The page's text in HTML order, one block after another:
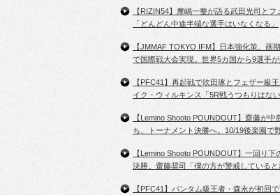
【RIZIN54】摩嶋一整が語る武田光司とフ
「どんどん中途半端な選手はいなくなる」
【JMMAF TOKYO IFM】日本強化策。画
で国際戦大会実現。世界5カ国から9選手が
【PFC41】再起戦で吹田琢とフェザー級
イク・ウィルキンス「5R戦うつもりはない
【Lemino Shooto POUNDOUT】齋藤が中
ち、トーナメント決勝へ。10/19後楽園で
【Lemino Shooto POUNDOUT】一回り下
決勝。齋藤奨司「僕の方が警戒していると
【PFC41】バンタム級王者・森永が初回